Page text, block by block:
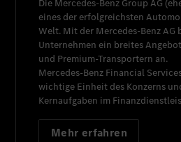
Die Mercedes-Benz Group AG
eines der erfolgreichsten
Welt. Mit der Mercedes-Benz AG
Unternehmen ein breites
und Premium-Transportern an.
Mercedes-Benz Financial
wichtige Einheit des Konzerns
Kernaufgaben im
Mehr erfahren